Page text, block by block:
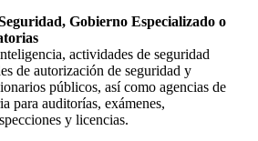
Gobierno Especializado o
actividades de seguridad
de autorización de seguridad y
públicos, así como agencias de
para auditorías, exámenes,
y licencias.